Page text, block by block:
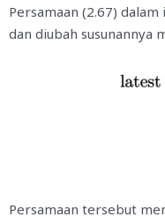
Persamaan (2.67)
dan diubah susunannya
Persamaan tersebut